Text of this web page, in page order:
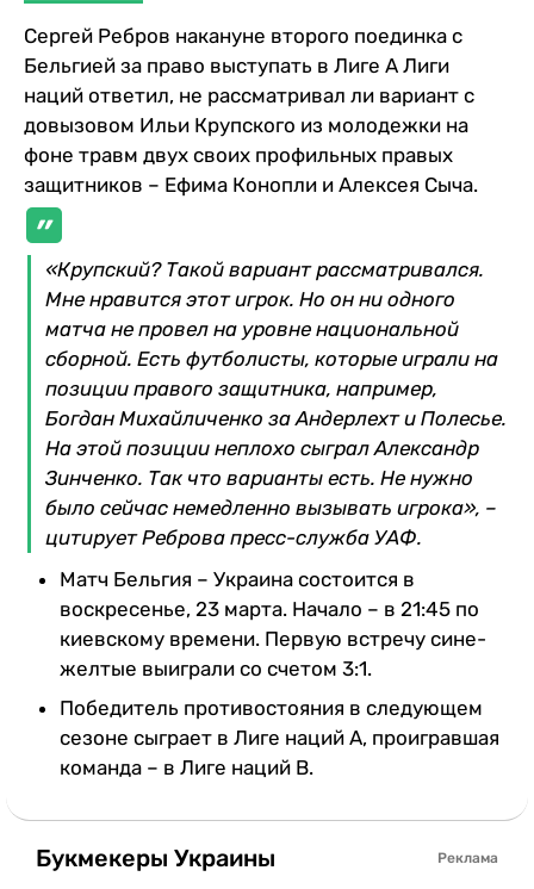
Сергей Ребров накануне второго поединка с
Бельгией за право выступать в Лиге А Лиги
наций ответил, не рассматривал ли вариант с
довызовом Ильи Крупского из молодежки на
фоне травм двух своих профильных правых
защитников – Ефима Конопли и Алексея Сыча.
«Крупский? Такой вариант рассматривался.
Мне нравится этот игрок. Но он ни одного
матча не провел на уровне национальной
сборной. Есть футболисты, которые играли на
позиции правого защитника, например,
Богдан Михайличенко за Андерлехт и Полесье.
На этой позиции неплохо сыграл Александр
Зинченко. Так что варианты есть. Не нужно
было сейчас немедленно вызывать игрока», –
цитирует Реброва пресс-служба УАФ.
Матч Бельгия – Украина состоится в
воскресенье, 23 марта. Начало – в 21:45 по
киевскому времени. Первую встречу сине-
желтые выиграли со счетом 3:1.
Победитель противостояния в следующем
сезоне сыграет в Лиге наций A, проигравшая
команда – в Лиге наций B.
Букмекеры Украины Реклама